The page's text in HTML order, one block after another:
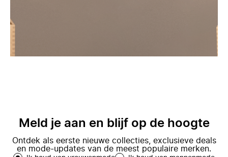
Meld je aan en blijf op de hoogte
Ontdek als eerste nieuwe collecties, exclusieve deals
en mode-updates van de meest populaire merken.